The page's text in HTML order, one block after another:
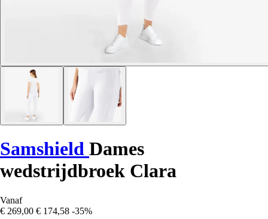
Samshield Dames
wedstrijdbroek Clara
Vanaf
€ 269,00 € 174,58 -35%